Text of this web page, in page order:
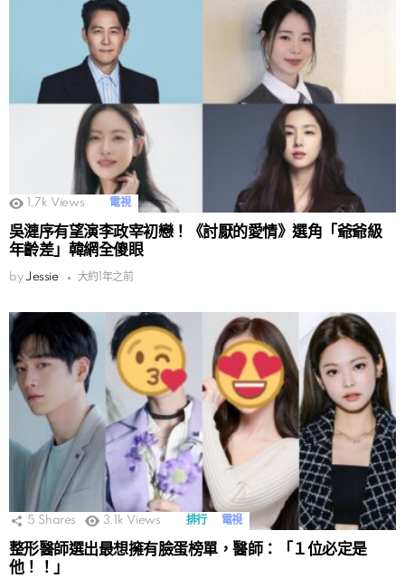
1.7k Views 電視
吳漣序有望演李政宰初戀！《討厭的愛情》選角「爺爺級
年齡差」韓網全傻眼
by Jessie 大約1年之前
5 Shares 3.1k Views 排行 電視
整形醫師選出最想擁有臉蛋榜單，醫師：「１位必定是
他！！」